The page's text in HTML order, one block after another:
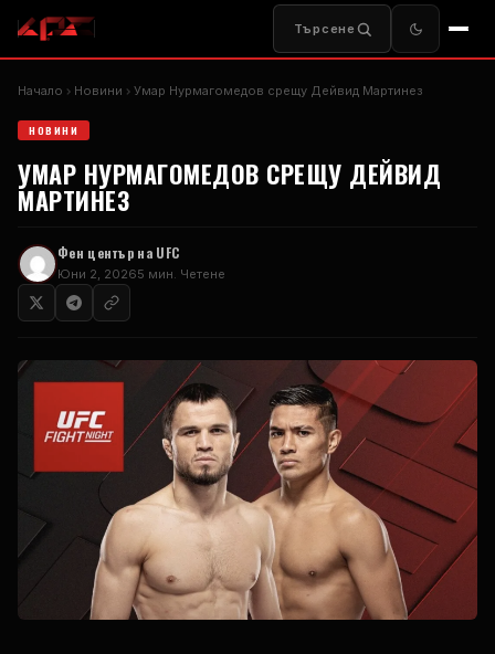
Търсене
Начало Новини Умар Нурмагомедов срещу Дейвид Мартинез
НОВИНИ
УМАР НУРМАГОМЕДОВ СРЕЩУ ДЕЙВИД
МАРТИНЕЗ
Фен център на UFC
Юни 2, 20265 мин. Четене